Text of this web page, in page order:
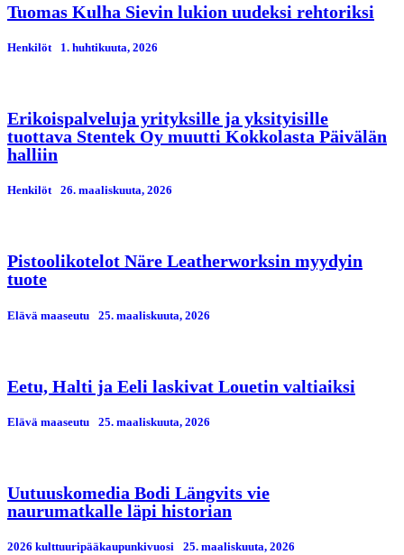
Tuomas Kulha Sievin lukion uudeksi rehtoriksi
Henkilöt 1. huhtikuuta, 2026
Erikoispalveluja yrityksille ja yksityisille
tuottava Stentek Oy muutti Kokkolasta Päivälän
halliin
Henkilöt 26. maaliskuuta, 2026
Pistoolikotelot Näre Leatherworksin myydyin
tuote
Elävä maaseutu 25. maaliskuuta, 2026
Eetu, Halti ja Eeli laskivat Louetin valtiaiksi
Elävä maaseutu 25. maaliskuuta, 2026
Uutuuskomedia Bodi Längvits vie
naurumatkalle läpi historian
2026 kulttuuripääkaupunkivuosi 25. maaliskuuta, 2026